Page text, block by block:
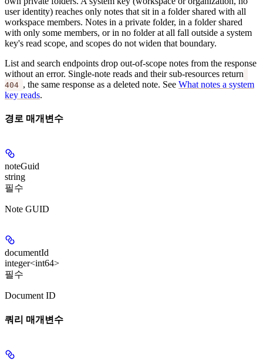
user identity) reaches only notes that sit in a folder shared with all
workspace members. Notes in a private folder, in a folder shared
with only some members, or in no folder at all fall outside a system
key's read scope, and scopes do not widen that boundary.
List and search endpoints drop out-of-scope notes from the response
without an error. Single-note reads and their sub-resources return
404 , the same response as a deleted note. See What notes a system
key reads.
경로 매개변수
noteGuid
string
필수
Note GUID
documentId
integer<int64>
필수
Document ID
쿼리 매개변수